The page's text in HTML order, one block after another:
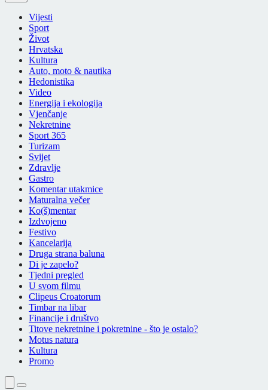
Vijesti
Sport
Život
Hrvatska
Kultura
Auto, moto & nautika
Hedonistika
Video
Energija i ekologija
Vjenčanje
Nekretnine
Sport 365
Turizam
Svijet
Zdravlje
Gastro
Komentar utakmice
Maturalna večer
Ko(š)mentar
Izdvojeno
Festivo
Kancelarija
Druga strana baluna
Di je zapelo?
Tjedni pregled
U svom filmu
Clipeus Croatorum
Timbar na libar
Financije i društvo
Titove nekretnine i pokretnine - što je ostalo?
Motus natura
Kultura
Promo